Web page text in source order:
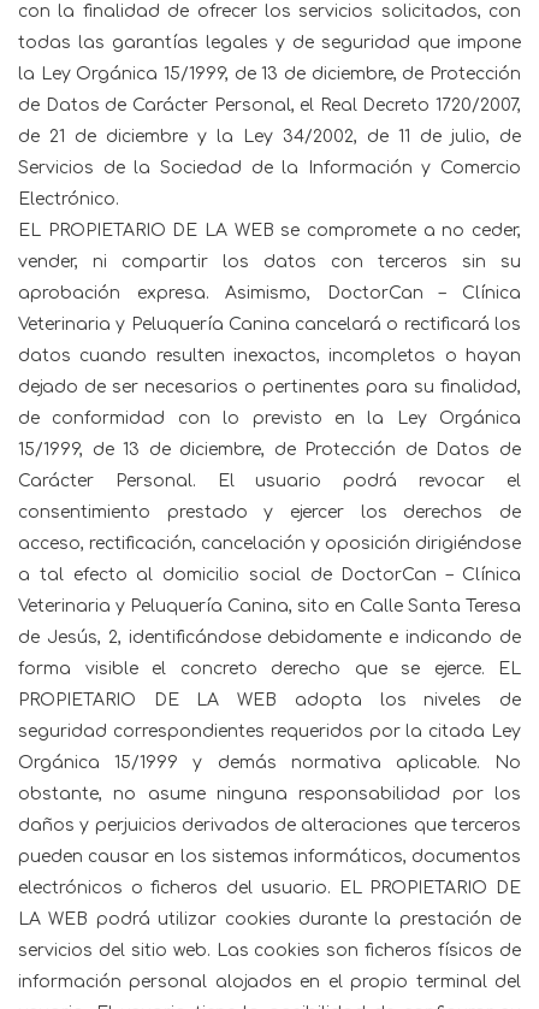
con la finalidad de ofrecer los servicios solicitados, con
todas las garantías legales y de seguridad que impone
la Ley Orgánica 15/1999, de 13 de diciembre, de Protección
de Datos de Carácter Personal, el Real Decreto 1720/2007,
de 21 de diciembre y la Ley 34/2002, de 11 de julio, de
Servicios de la Sociedad de la Información y Comercio
Electrónico.
EL PROPIETARIO DE LA WEB se compromete a no ceder,
vender, ni compartir los datos con terceros sin su
aprobación expresa. Asimismo, DoctorCan – Clínica
Veterinaria y Peluquería Canina cancelará o rectificará los
datos cuando resulten inexactos, incompletos o hayan
dejado de ser necesarios o pertinentes para su finalidad,
de conformidad con lo previsto en la Ley Orgánica
15/1999, de 13 de diciembre, de Protección de Datos de
Carácter Personal. El usuario podrá revocar el
consentimiento prestado y ejercer los derechos de
acceso, rectificación, cancelación y oposición dirigiéndose
a tal efecto al domicilio social de DoctorCan – Clínica
Veterinaria y Peluquería Canina, sito en Calle Santa Teresa
de Jesús, 2, identificándose debidamente e indicando de
forma visible el concreto derecho que se ejerce. EL
PROPIETARIO DE LA WEB adopta los niveles de
seguridad correspondientes requeridos por la citada Ley
Orgánica 15/1999 y demás normativa aplicable. No
obstante, no asume ninguna responsabilidad por los
daños y perjuicios derivados de alteraciones que terceros
pueden causar en los sistemas informáticos, documentos
electrónicos o ficheros del usuario. EL PROPIETARIO DE
LA WEB podrá utilizar cookies durante la prestación de
servicios del sitio web. Las cookies son ficheros físicos de
información personal alojados en el propio terminal del